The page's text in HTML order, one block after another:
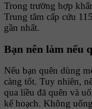
Trong trường hợp
Trung tâm cấp cứu
gần nhất.
Bạn nên làm nếu
Nếu bạn quên dùng
càng tốt. Tuy nhiên,
qua liều đã quên và
kế hoạch. Không